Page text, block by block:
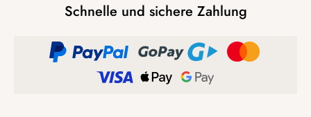
Schnelle und sichere Zahlung